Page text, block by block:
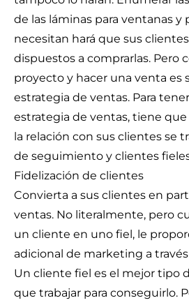
de las láminas para ventanas y
necesitan hará que sus
dispuestos a comprarlas. Pero
proyecto y hacer una venta es
estrategia de ventas. Para
estrategia de ventas, tiene
la relación con sus clientes se
de seguimiento y clientes
Fidelización de clientes
Convierta a sus clientes en
ventas. No literalmente, pero
un cliente en uno fiel, le
adicional de marketing a
Un cliente fiel es el mejor tipo
que trabajar para conseguirlo.